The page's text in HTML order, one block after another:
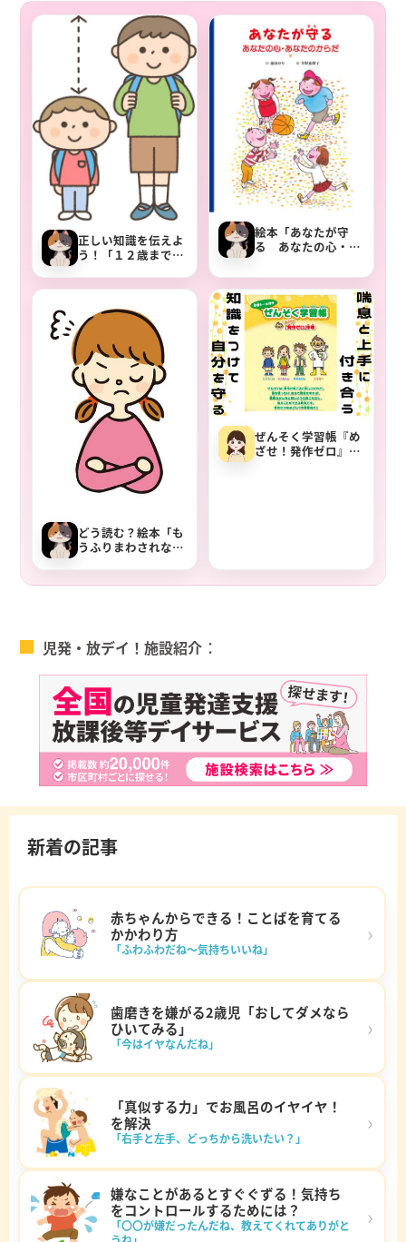
正しい知識を伝えよ
う！「１２歳までに
絵本「あなたが守
る あなたの心・あ
の紹介と読み方
どう読む？絵本「も
うふりまわされな
トロール
ぜんそく学習帳『め
ざせ！発作ゼロ』子
児発・放デイ！施設紹介
新着の記事
赤ちゃんからできる！ことばを育てる
かかわり方
「ふわふわだね～気持ちいいね」
›
歯磨きを嫌がる2歳児「おしてダメなら
ひいてみる」
「今はイヤなんだね」
›
「真似する力」でお風呂のイヤイヤ！
を解決
「右手と左手、どっちから洗いたい？」
›
嫌なことがあるとすぐぐずる！気持ち
をコントロールするためには？
「〇〇が嫌だったんだね、教えてくれてありがと
›